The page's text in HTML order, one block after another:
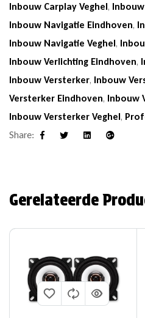
Inbouw Carplay Veghel,
Inbouw Navigatie Eindhoven,
Inbouw Navigatie Veghel,
Inbouw Verlichting Eindhoven,
Inbouw Versterker, Inbouw
Versterker Eindhoven, Inbouw
Inbouw Versterker Veghel,
Share:
Gerelateerde